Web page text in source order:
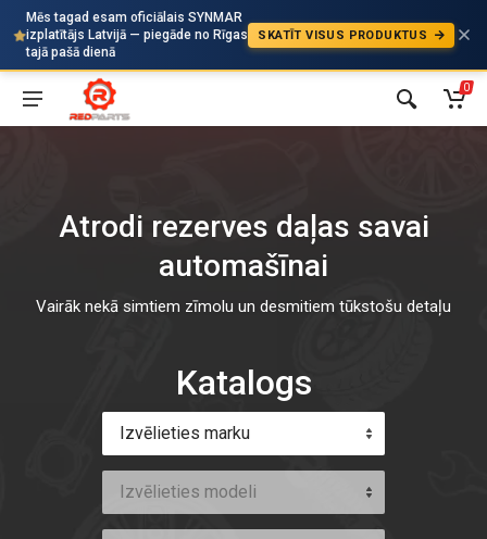
Mēs tagad esam oficiālais SYNMAR
izplatītājs Latvijā — piegāde no Rīgas
tajā pašā dienā
SKATĪT VISUS PRODUKTUS
Auto
0
Atrodi rezerves daļas savai
automašīnai
Vairāk nekā simtiem zīmolu un desmitiem tūkstošu detaļu
Katalogs
Izvēlieties marku
Izvēlieties modeli